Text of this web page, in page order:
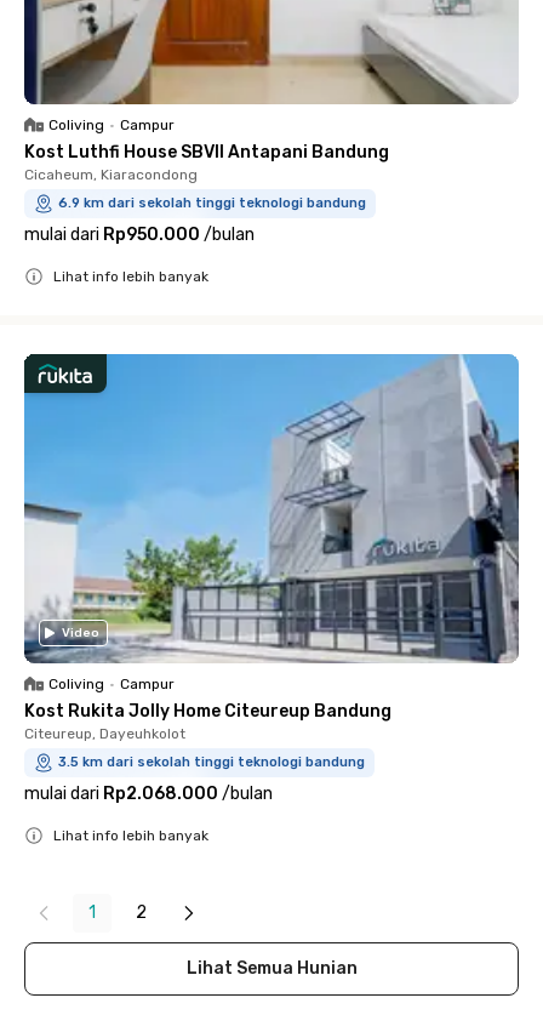
Coliving • Campur
Kost Luthfi House SBVII Antapani Bandung
Cicaheum, Kiaracondong
6.9 km dari sekolah tinggi teknologi bandung
mulai dari Rp950.000 /bulan
Lihat info lebih banyak
Video
Coliving • Campur
Kost Rukita Jolly Home Citeureup Bandung
Citeureup, Dayeuhkolot
3.5 km dari sekolah tinggi teknologi bandung
mulai dari Rp2.068.000 /bulan
Lihat info lebih banyak
1 2
Lihat Semua Hunian